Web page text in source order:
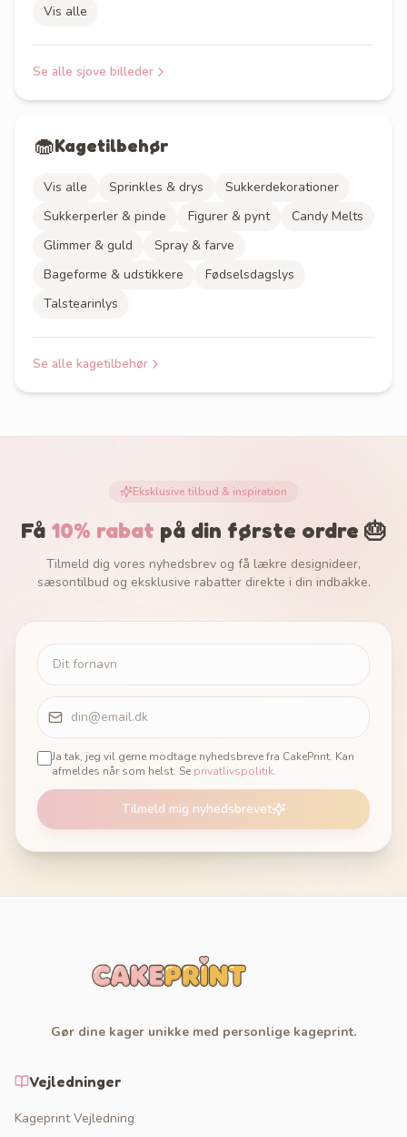
Vis alle
Se alle sjove billeder
🧁Kagetilbehør
Vis alle Sprinkles & drys
Sukkerdekorationer
Sukkerperler & pinde
Figurer & pynt
Candy Melts
Glimmer & guld
Spray & farve
Bageforme & udstikkere
Fødselsdagslys
Talstearinlys
Se alle kagetilbehør
Eksklusive tilbud & inspiration
Få 10% rabat på din første ordre 🎂
Tilmeld dig vores nyhedsbrev og få lækre designideer,
sæsontilbud og eksklusive rabatter direkte i din indbakke.
Ja tak, jeg vil gerne modtage nyhedsbreve fra CakePrint. Kan
afmeldes når som helst. Se privatlivspolitik.
Tilmeld mig nyhedsbrevet
Gør dine kager unikke med personlige kageprint.
Vejledninger
Kageprint Vejledning